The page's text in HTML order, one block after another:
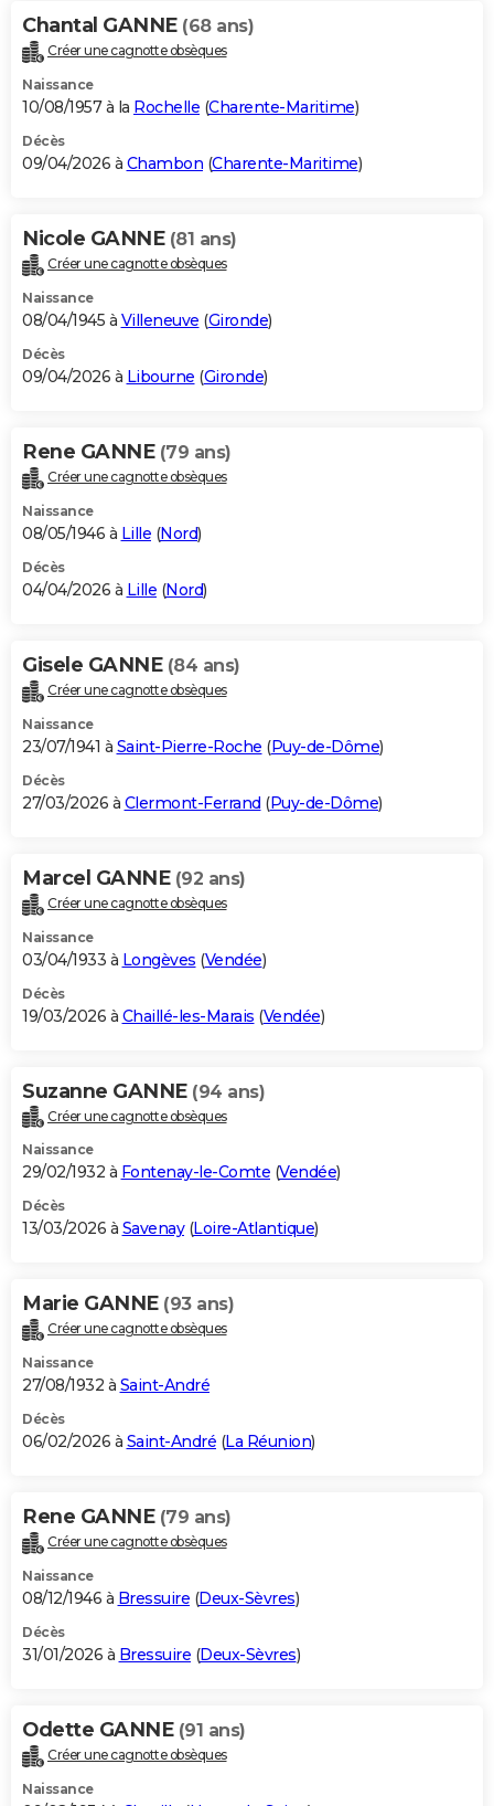
Chantal GANNE (68 ans)
Créer une cagnotte obsèques
Naissance
10/08/1957 à la Rochelle (Charente-Maritime)
Décès
09/04/2026 à Chambon (Charente-Maritime)
Nicole GANNE (81 ans)
Créer une cagnotte obsèques
Naissance
08/04/1945 à Villeneuve (Gironde)
Décès
09/04/2026 à Libourne (Gironde)
Rene GANNE (79 ans)
Créer une cagnotte obsèques
Naissance
08/05/1946 à Lille (Nord)
Décès
04/04/2026 à Lille (Nord)
Gisele GANNE (84 ans)
Créer une cagnotte obsèques
Naissance
23/07/1941 à Saint-Pierre-Roche (Puy-de-Dôme)
Décès
27/03/2026 à Clermont-Ferrand (Puy-de-Dôme)
Marcel GANNE (92 ans)
Créer une cagnotte obsèques
Naissance
03/04/1933 à Longèves (Vendée)
Décès
19/03/2026 à Chaillé-les-Marais (Vendée)
Suzanne GANNE (94 ans)
Créer une cagnotte obsèques
Naissance
29/02/1932 à Fontenay-le-Comte (Vendée)
Décès
13/03/2026 à Savenay(Loire-Atlantique)
Marie GANNE (93 ans)
Créer une cagnotte obsèques
Naissance
27/08/1932 à Saint-André
Décès
06/02/2026 à Saint-André (La Réunion)
Rene GANNE (79 ans)
Créer une cagnotte obsèques
Naissance
08/12/1946 à Bressuire (Deux-Sèvres)
Décès
31/01/2026 à Bressuire (Deux-Sèvres)
Odette GANNE (91 ans)
Créer une cagnotte obsèques
Naissance